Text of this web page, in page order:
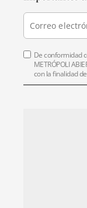
De conformidad
METRÓPOLI
con la finalidad